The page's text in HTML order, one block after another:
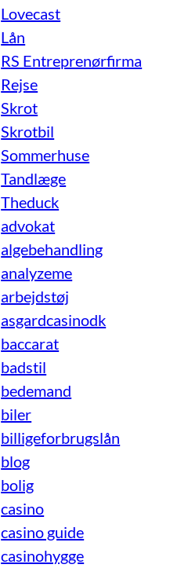
Lovecast
Lån
RS Entreprenørfirma
Rejse
Skrot
Skrotbil
Sommerhuse
Tandlæge
Theduck
advokat
algebehandling
analyzeme
arbejdstøj
asgardcasinodk
baccarat
badstil
bedemand
biler
billigeforbrugslån
blog
bolig
casino
casino guide
casinohygge